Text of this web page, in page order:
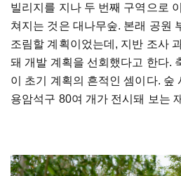
빌리지를 지나 두 번째 구역으로
쳐지는 것은 대나무숲. 본래 공원
조림할 계획이었는데, 지반 조사
돼 개발 계획을 선회했다고 한다.
이 초기 계획의 흔적인 셈이다. 숲
용암석구 80여 개가 전시돼 보는